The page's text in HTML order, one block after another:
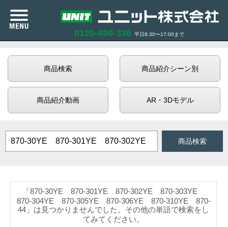
0120-490-336 平日8:30〜17:00まで
カタログ紹介
サポート
商品在庫照会
利用規約
商品検索 商品紹介シーン別
商品紹介動画 AR・3Dモデル
「870-30YE 870-301YE 870-302YE 870-303YE
870-304YE 870-305YE 870-306YE 870-310YE 870-
44」は見つかりませんでした。その他の単語で検索をし
てみてください。